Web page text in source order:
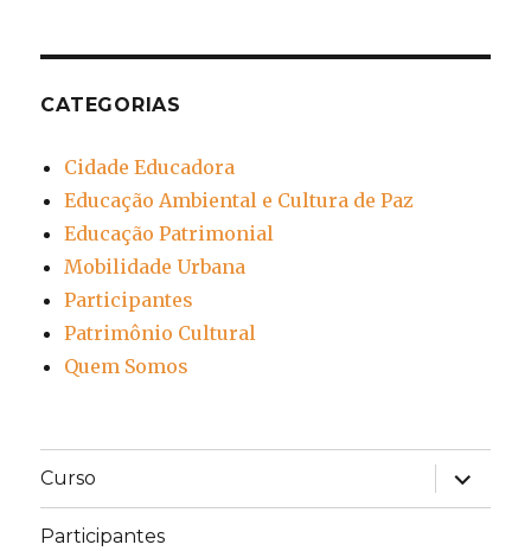
CATEGORIAS
Cidade Educadora
Educação Ambiental e Cultura de Paz
Educação Patrimonial
Mobilidade Urbana
Participantes
Patrimônio Cultural
Quem Somos
Curso
expandir
Participantes